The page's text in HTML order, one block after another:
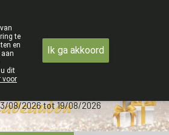
228 32 36
08/2026 tot 19/08/2026
te
en
u dit
voor
Ik ga akkoord